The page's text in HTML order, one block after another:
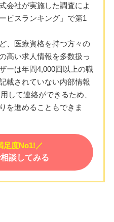
会社が実施した調査によ
ビスランキング」で第1
、医療資格を持つ方々の
高い求人情報を多数扱っ
ーは年間4,000回以上の職
載されていない内部情報
して連絡ができるため、
を進めることもできま
足度No1!／
談してみる